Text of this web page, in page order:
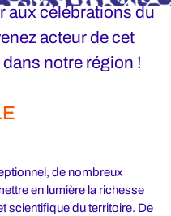
aux célébrations du
acteur de cet
notre région !
de nombreux
en lumière la richesse
scientifique du territoire. De